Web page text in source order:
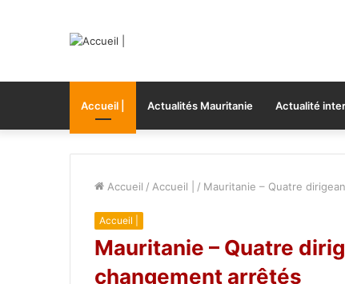
Accueil | Actualités Mauritanie Actualité
Accueil / Accueil | / Mauritanie – Quatre
Accueil |
Mauritanie – Quatre
changement arrêtés